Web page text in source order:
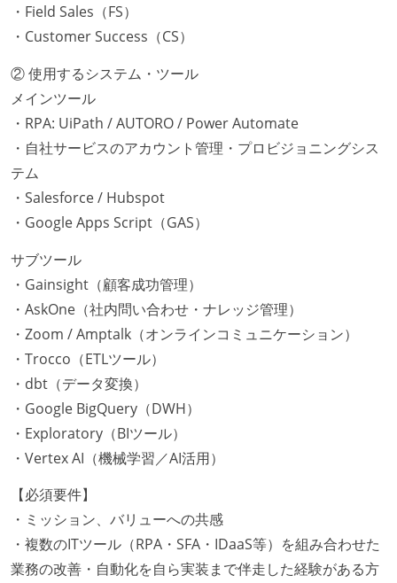
・Field Sales（FS）
・Customer Success（CS）
② 使用するシステム・ツール
メインツール
・RPA: UiPath / AUTORO / Power Automate
・自社サービスのアカウント管理・プロビジョニングシス
テム
・Salesforce / Hubspot
・Google Apps Script（GAS）
サブツール
・Gainsight（顧客成功管理）
・AskOne（社内問い合わせ・ナレッジ管理）
・Zoom / Amptalk（オンラインコミュニケーション）
・Trocco（ETLツール）
・dbt（データ変換）
・Google BigQuery（DWH）
・Exploratory（BIツール）
・Vertex AI（機械学習／AI活用）
【必須要件】
・ミッション、バリューへの共感
・複数のITツール（RPA・SFA・IDaaS等）を組み合わせた
業務の改善・自動化を自ら実装まで伴走した経験がある方